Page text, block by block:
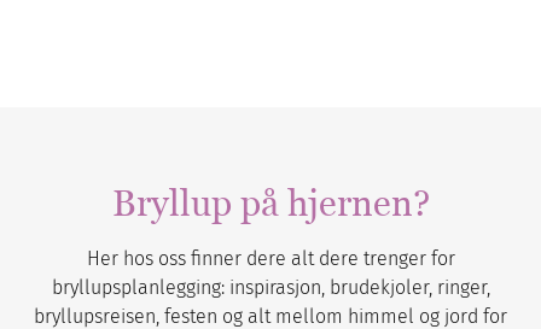
Bryllup på hjernen?
Her hos oss finner dere alt dere trenger for
bryllupsplanlegging: inspirasjon, brudekjoler, ringer,
bryllupsreisen, festen og alt mellom himmel og jord for